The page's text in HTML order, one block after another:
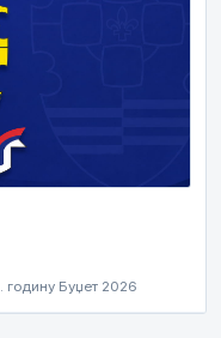
годину Буџет 2026